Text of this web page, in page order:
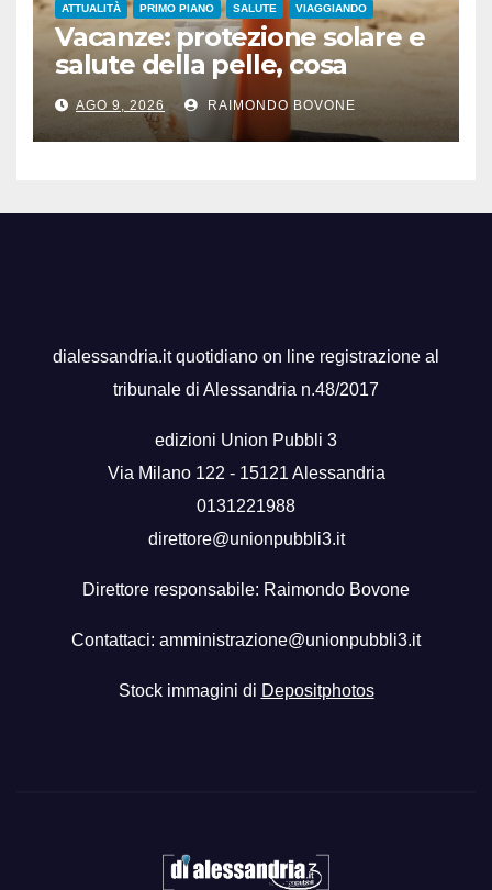
ATTUALITÀ PRIMO PIANO SALUTE VIAGGIANDO
Vacanze: protezione solare e
salute della pelle, cosa
dicono le evidenze
scientifiche
AGO 9, 2026 RAIMONDO BOVONE
dialessandria.it quotidiano on line registrazione al
tribunale di Alessandria n.48/2017
edizioni Union Pubbli 3
Via Milano 122 - 15121 Alessandria
0131221988
direttore@unionpubbli3.it
Direttore responsabile: Raimondo Bovone
Contattaci: amministrazione@unionpubbli3.it
Stock immagini di Depositphotos